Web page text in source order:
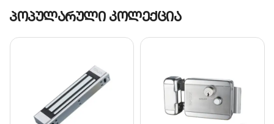
იღება დენის გათიშვისას), რაც აკმაყოფილებს
გამოყენება:ხის, ლითონისა და მინის
პოპულარული კოლექცია